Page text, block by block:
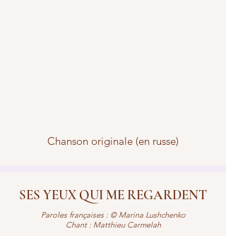
Chanson originale (en russe)
SES YEUX QUI ME REGARDENT
Paroles françaises : © Marina Lushchenko
Chant : Matthieu Carmelah